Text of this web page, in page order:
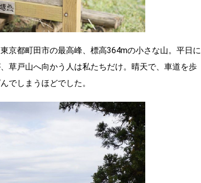
京都町田市の最高峰、標高364mの小さな山。平日に
草戸山へ向かう人は私たちだけ。晴天で、車道を歩
でしまうほどでした。